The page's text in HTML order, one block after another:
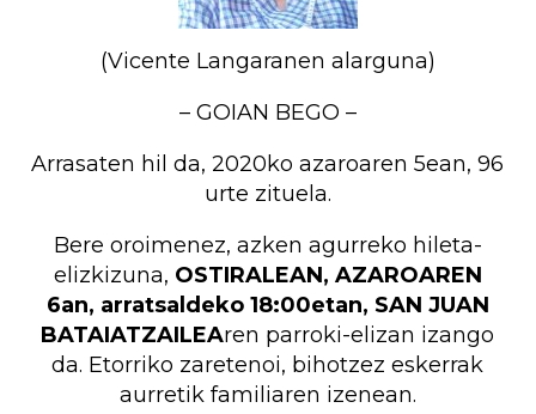
(Vicente Langaranen alarguna)
– GOIAN BEGO –
Arrasaten hil da, 2020ko azaroaren 5ean, 96
urte zituela.
Bere oroimenez, azken agurreko hileta-
elizkizuna, OSTIRALEAN, AZAROAREN
6an, arratsaldeko 18:00etan, SAN JUAN
BATAIATZAILEAren parroki-elizan izango
da. Etorriko zaretenoi, bihotzez eskerrak
aurretik familiaren izenean.